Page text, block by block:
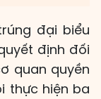
đại biểu
định đối
quan quyền
thực hiện ba